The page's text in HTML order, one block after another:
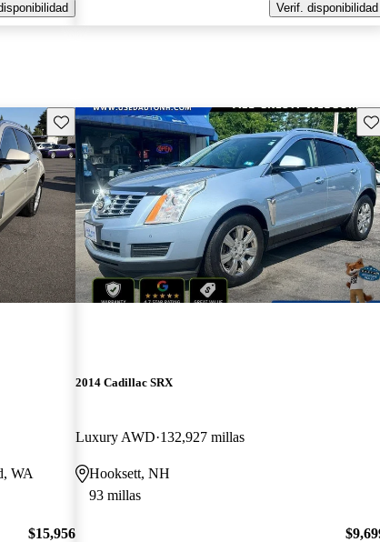
Verif. disponibilidad
Guarda este Aviso
WA
$15,956
2014 Cadillac SRX
Luxury AWD 132,927 millas
Hooksett, NH
93 millas